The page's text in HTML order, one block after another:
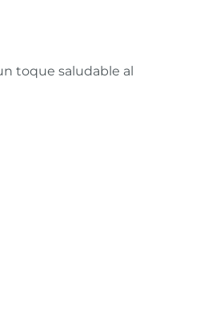
toque saludable al